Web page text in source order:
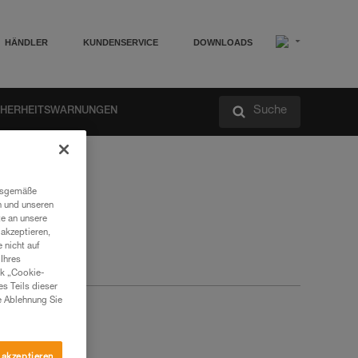
HÄNDLER KUNDENSERVICE DOWNLOADS
Suche
und unseren
an unsere
nicht auf
„Cookie-
Teils dieser
Ablehnung Sie